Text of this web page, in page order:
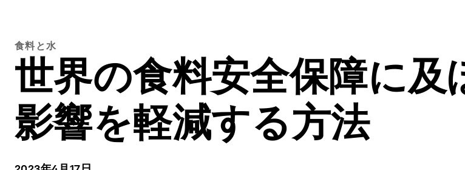
食料と水
世界の食料安全保障に及
影響を軽減する方法